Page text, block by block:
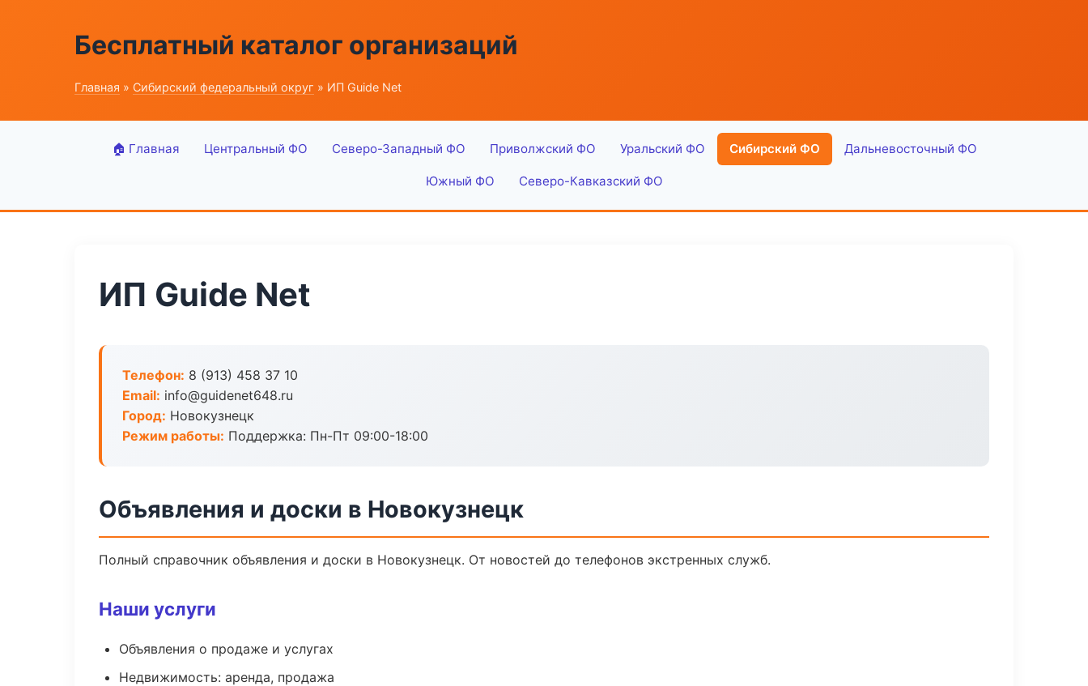
Бесплатный каталог организаций
Главная » Сибирский федеральный округ » ИП Guide Net
🏠 Главная Центральный ФО Северо-Западный ФО Приволжский ФО Уральский ФО Сибирский ФО Дальневосточный ФО
Южный ФО Северо-Кавказский ФО
ИП Guide Net
Телефон: 8 (913) 458 37 10
Email: info@guidenet648.ru
Город: Новокузнецк
Режим работы: Поддержка: Пн-Пт 09:00-18:00
Объявления и доски в Новокузнецк
Полный справочник объявления и доски в Новокузнецк. От новостей до телефонов экстренных служб.
Наши услуги
Объявления о продаже и услугах
Недвижимость: аренда, продажа